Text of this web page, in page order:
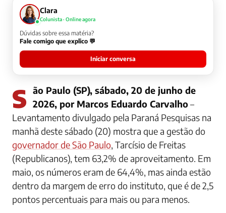
Clara
Colunista · Online agora
Dúvidas sobre essa matéria?
Fale comigo que explico 💬
Iniciar conversa
São Paulo (SP), sábado, 20 de junho de 2026, por Marcos Eduardo Carvalho–
Levantamento divulgado pela Paraná Pesquisas na
manhã deste sábado (20) mostra que a gestão do
governador de São Paulo, Tarcísio de Freitas
(Republicanos), tem 63,2% de aproveitamento. Em
maio, os números eram de 64,4%, mas ainda estão
dentro da margem de erro do instituto, que é de 2,5
pontos percentuais para mais ou para menos.